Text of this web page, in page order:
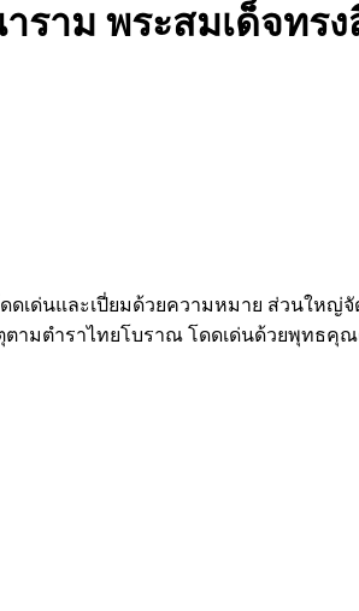
ราม พระสมเด็จท
ดเด่นและเปี่ยมด้วยความหมาย ส่วนให
ตามตำราไทยโบราณ โดดเด่นด้วยพุทธ